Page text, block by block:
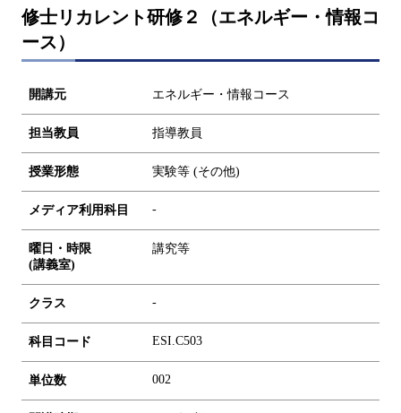
修士リカレント研修２（エネルギー・情報コ
ース）
開講元 エネルギー・情報コース
担当教員 指導教員
授業形態 実験等 (その他)
メディア利用科目 -
曜日・時限
(講義室)
講究等
クラス -
科目コード ESI.C503
単位数 002